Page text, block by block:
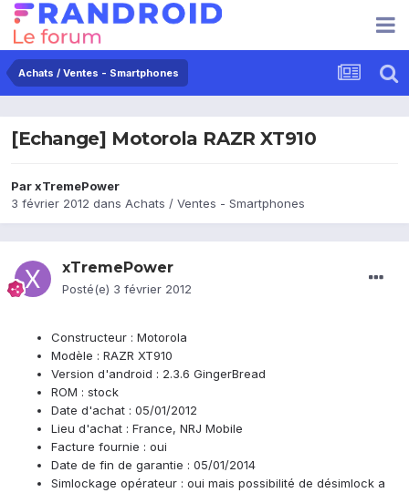
Achats / Ventes - Smartphones
[Echange] Motorola RAZR XT910
ParxTremePower
3 février 2012 dans Achats / Ventes - Smartphones
xTremePower
Posté(e) 3 février 2012
Constructeur : Motorola
Modèle : RAZR XT910
Version d'android : 2.3.6 GingerBread
ROM : stock
Date d'achat : 05/01/2012
Lieu d'achat : France, NRJ Mobile
Facture fournie : oui
Date de fin de garantie : 05/01/2014
Simlockage opérateur : oui mais possibilité de désimlock a